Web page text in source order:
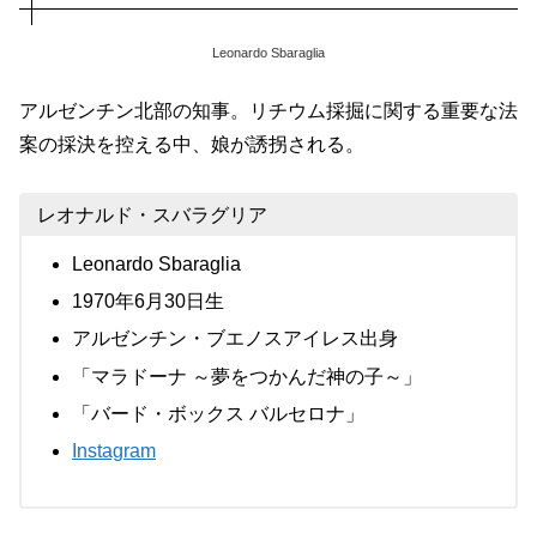
Leonardo Sbaraglia
アルゼンチン北部の知事。リチウム採掘に関する重要な法
案の採決を控える中、娘が誘拐される。
レオナルド・スバラグリア
Leonardo Sbaraglia
1970年6月30日生
アルゼンチン・ブエノスアイレス出身
「マラドーナ ～夢をつかんだ神の子～」
「バード・ボックス バルセロナ」
Instagram